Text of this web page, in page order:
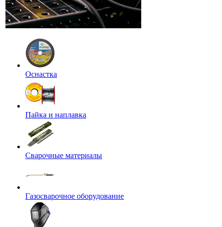
Оснастка
Пайка и наплавка
Сварочные материалы
Газосварочное оборудование